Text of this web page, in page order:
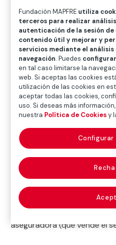
Diccionario
compra
insurance)
Puede ser interpretada
gestión comercial realizada
materializa en la emisión y
otro sentido, esta
formalización del contrato
asegurado (que compra el
aseguradora (que vende el
Fundación MAPFRE utiliza
terceros para realizar
autenticación de la sesión
contenido útil y mejorar y
servicios mediante el
navegación. Puedes
en tal caso limitarse la
web. Si aceptas las cookies
utilización de las cookies en
aceptar todas las cookies,
uso. Si deseas más
nuestra Política de Cookiesy
Configurar